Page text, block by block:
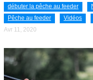
débuter la pêche au feeder
Pêche au feeder
Vidéos
Avr 11, 2020